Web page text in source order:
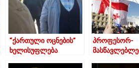
“ქართული ოცნების”
ხელისუფლება
პროფესორ-